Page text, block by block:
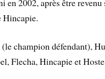
Hincapie.
champion défendant),
Flecha, Hincapie et